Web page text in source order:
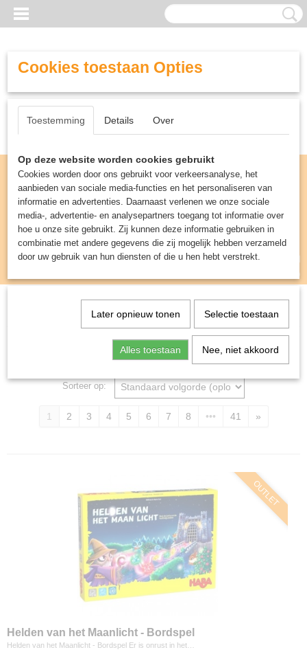
Inloggen Registreren
UW WINKELWAGEN
(0)
Spellen & Puzzels
Sorteer op:
1 2 3 4 5 6 7 8 ••• 41 »
OUTLET
Helden van het Maanlicht - Bordspel
Helden van het Maanlicht - Bordspel Er is onrust in het…
Cookies toestaan Opties
Toestemming Details Over
Op deze website worden cookies gebruikt
Cookies worden door ons gebruikt voor verkeersanalyse, het
aanbieden van sociale media-functies en het personaliseren van
informatie en advertenties. Daarnaast verlenen we onze sociale
media-, advertentie- en analysepartners toegang tot informatie over
hoe u onze site gebruikt. Zij kunnen deze informatie gebruiken in
combinatie met andere gegevens die zij mogelijk hebben verzameld
door uw gebruik van hun diensten of die u hen hebt verstrekt.
Later opnieuw tonen Selectie toestaan
Alles toestaan Nee, niet akkoord